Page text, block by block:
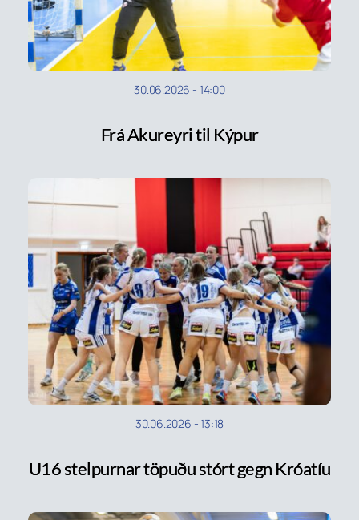
30.06.2026 - 14:00
Frá Akureyri til Kýpur
30.06.2026 -13:18
U16 stelpurnar töpuðu stórt gegn Króatíu